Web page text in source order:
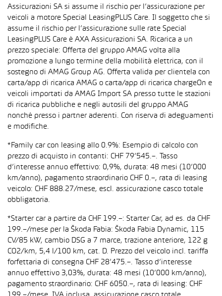
Assicurazioni SA si assume il rischio per l’assicurazione per
veicoli a motore Special LeasingPLUS Care. Il soggetto che si
assume il rischio per l’assicurazione sulle rate Special
LeasingPLUS Care è AXA Assicurazioni SA. Ricarica a un
prezzo speciale: Offerta del gruppo AMAG volta alla
promozione a lungo termine della mobilità elettrica, con il
sostegno di AMAG Group AG. Offerta valida per clientela con
carta/app di ricarica AMAG o carta/app di ricarica chargeOn e
veicoli importati da AMAG Import SA presso tutte le stazioni
di ricarica pubbliche e negli autosili del gruppo AMAG
nonché presso i partner aderenti. Con riserva di adeguamenti
e modifiche.
*Family car con leasing allo 0.9%: Esempio di calcolo con
prezzo di acquisto in contanti: CHF 79’545.–. Tasso
d’interesse annuo effettivo: 0,9%, durata: 48 mesi (10’000
km/anno), pagamento straordinario CHF 0.–, rata di leasing
veicolo: CHF 888.27/mese, escl. assicurazione casco totale
obbligatoria.
*Starter car a partire da CHF 199.–: Starter Car, ad es. da CHF
199.–/mese per la Škoda Fabia: Škoda Fabia Dynamic, 115
CV/85 kW, cambio DSG a 7 marce, trazione anteriore, 122 g
CO2/km, 5,4 l/100 km, cat. D. Prezzo del veicolo incl. tariffa
forfettaria di consegna CHF 28’475.–. Tasso d’interesse
annuo effettivo 3,03%, durata: 48 mesi (10’000 km/anno),
pagamento straordinario: CHF 6050.–, rata di leasing: CHF